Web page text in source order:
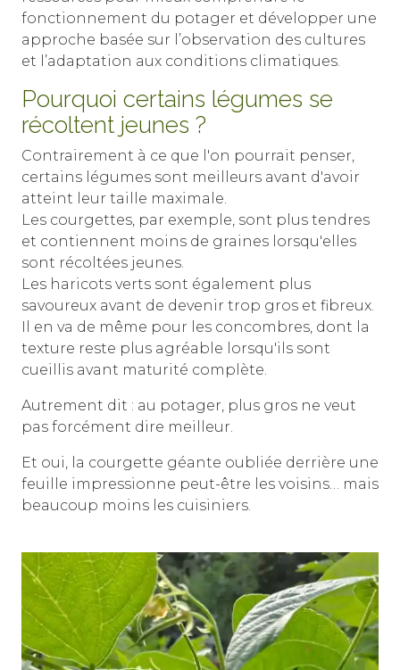
fonctionnement du potager et développer une
approche basée sur l’observation des cultures
et l’adaptation aux conditions climatiques.
Pourquoi certains légumes se
récoltent jeunes ?
Contrairement à ce que l'on pourrait penser,
certains légumes sont meilleurs avant d'avoir
atteint leur taille maximale.
Les courgettes, par exemple, sont plus tendres
et contiennent moins de graines lorsqu'elles
sont récoltées jeunes.
Les haricots verts sont également plus
savoureux avant de devenir trop gros et fibreux.
Il en va de même pour les concombres, dont la
texture reste plus agréable lorsqu'ils sont
cueillis avant maturité complète.
Autrement dit : au potager, plus gros ne veut
pas forcément dire meilleur.
Et oui, la courgette géante oubliée derrière une
feuille impressionne peut-être les voisins… mais
beaucoup moins les cuisiniers.